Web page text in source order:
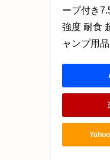
ープ付き
強度 耐食
ャンプ用品